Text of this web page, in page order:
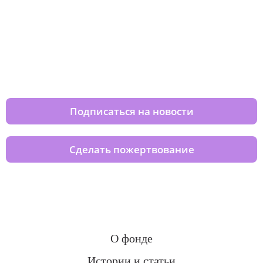
Подписаться на новости
Сделать пожертвование
О фонде